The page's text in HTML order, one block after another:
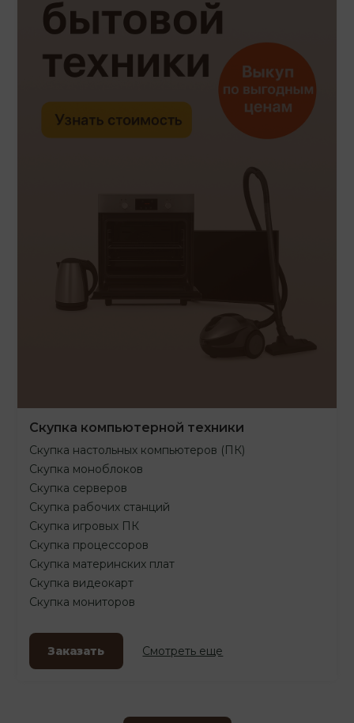
Скупка компьютерной техники
Скупка настольных компьютеров (ПК)
Скупка моноблоков
Скупка серверов
Скупка рабочих станций
Скупка игровых ПК
Скупка процессоров
Скупка материнских плат
Скупка видеокарт
Скупка мониторов
Заказать Смотреть еще